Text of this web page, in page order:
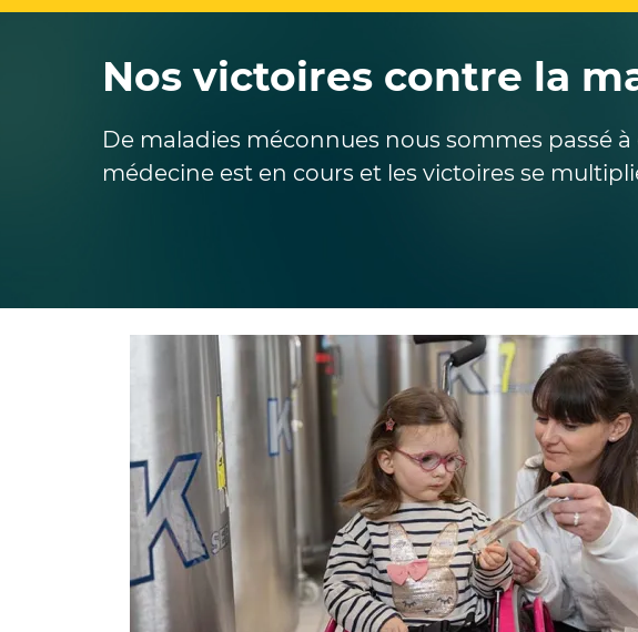
Nos victoires contre la
De maladies méconnues nous sommes passé
médecine est en cours et les victoires se